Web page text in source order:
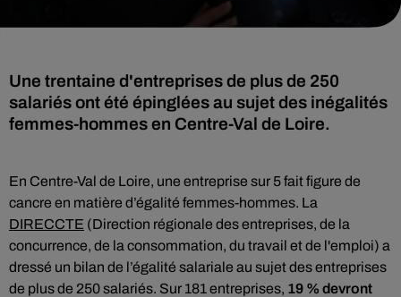
Une trentaine d'entreprises de plus de 250
salariés ont été épinglées au sujet des inégalités
femmes-hommes en Centre-Val de Loire.
En Centre-Val de Loire, une entreprise sur 5 fait figure de
cancre en matière d’égalité femmes-hommes. La
DIRECCTE (Direction régionale des entreprises, de la
concurrence, de la consommation, du travail et de l'emploi) a
dressé un bilan de l’égalité salariale au sujet des entreprises
de plus de 250 salariés. Sur 181 entreprises, 19 % devront